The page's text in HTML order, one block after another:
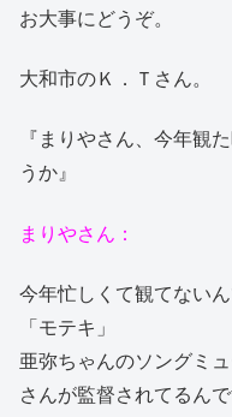
お大事にどうぞ。
大和市のＫ．Ｔさん。
『まりやさん、今年観
うか』
まりやさん：
今年忙しくて観てない
「モテキ」
亜弥ちゃんのソングミ
さんが監督されてるんで